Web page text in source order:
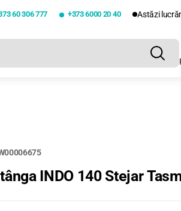
60 306 777 +373 6000 20 40 Astăzi
INDO 140 Stejar